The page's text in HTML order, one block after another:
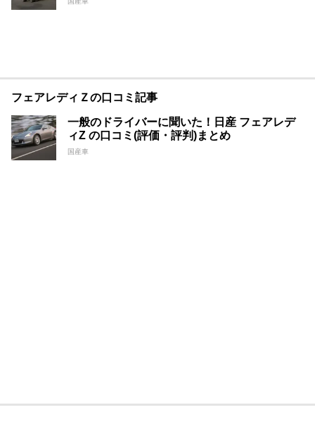
フェアレディＺの口コミ記事
一般のドライバーに聞いた！日産 フェアレデ
ィZ の口コミ(評価・評判)まとめ
国産車